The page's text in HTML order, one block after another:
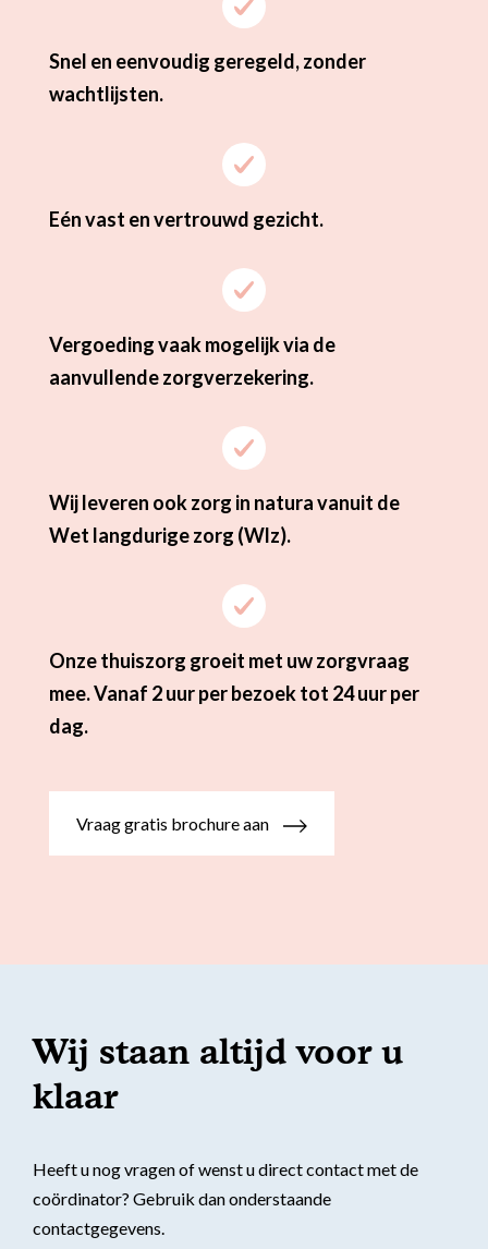
Snel en eenvoudig geregeld, zonder
wachtlijsten.
Eén vast en vertrouwd gezicht.
Vergoeding vaak mogelijk via de
aanvullende zorgverzekering.
Wij leveren ook zorg in natura vanuit de
Wet langdurige zorg (Wlz).
Onze thuiszorg groeit met uw zorgvraag
mee. Vanaf 2 uur per bezoek tot 24 uur per
dag.
Vraag gratis brochure aan
Wij staan altijd voor u
klaar
Heeft u nog vragen of wenst u direct contact met de
coördinator? Gebruik dan onderstaande
contactgegevens.